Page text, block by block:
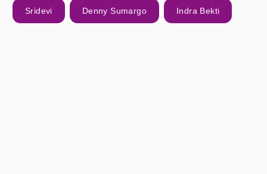
Sridevi Denny Sumargo Indra Bekti